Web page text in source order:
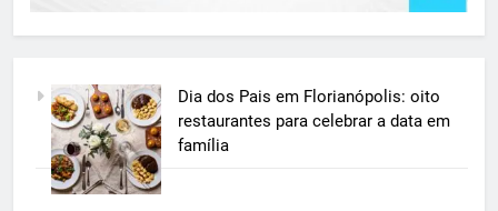
Dia dos Pais em Florianópolis: oito
restaurantes para celebrar a data em
família